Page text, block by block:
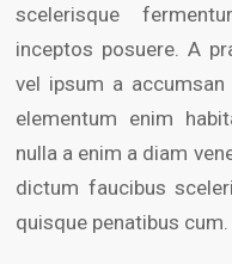
scelerisque
inceptos posuere. A
vel ipsum a
elementum enim
nulla a enim a diam
dictum faucibus
quisque penatibus cum.